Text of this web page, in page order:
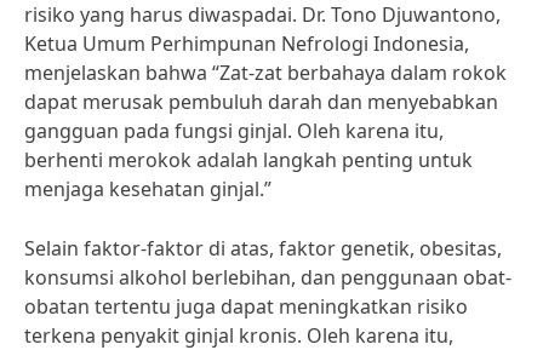
risiko yang harus diwaspadai. Dr. Tono Djuwantono,
Ketua Umum Perhimpunan Nefrologi Indonesia,
menjelaskan bahwa “Zat-zat berbahaya dalam rokok
dapat merusak pembuluh darah dan menyebabkan
gangguan pada fungsi ginjal. Oleh karena itu,
berhenti merokok adalah langkah penting untuk
menjaga kesehatan ginjal.”
Selain faktor-faktor di atas, faktor genetik, obesitas,
konsumsi alkohol berlebihan, dan penggunaan obat-
obatan tertentu juga dapat meningkatkan risiko
terkena penyakit ginjal kronis. Oleh karena itu,